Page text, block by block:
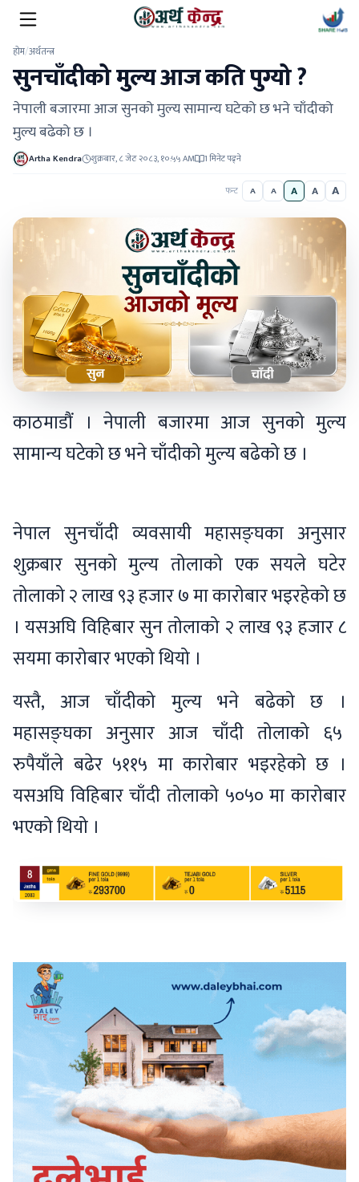
होम/अर्थतन्त्र
सुनचाँदीको मुल्य आज कति पुग्यो ?
नेपाली बजारमा आज सुनको मुल्य सामान्य घटेको छ भने चाँदीको
मुल्य बढेको छ ।
Artha Kendra शुक्रबार, ८ जेठ २०८३, १०:५५ AM 1 मिनेट पढ्ने
फन्ट A A A A A
काठमाडौं । नेपाली बजारमा आज सुनको मुल्य
सामान्य घटेको छ भने चाँदीको मुल्य बढेको छ ।
नेपाल सुनचाँदी व्यवसायी महासङ्घका अनुसार
शुक्रबार सुनको मुल्य तोलाको एक सयले घटेर
तोलाको २ लाख ९३ हजार ७ मा कारोबार भइरहेको छ
। यसअघि विहिबार सुन तोलाको २ लाख ९३ हजार ८
सयमा कारोबार भएको थियो ।
यस्तै, आज चाँदीको मुल्य भने बढेको छ ।
महासङ्घका अनुसार आज चाँदी तोलाको ६५
रुपैयाँले बढेर ५११५ मा कारोबार भइरहेको छ ।
यसअघि विहिबार चाँदी तोलाको ५०५० मा कारोबार
भएको थियो ।